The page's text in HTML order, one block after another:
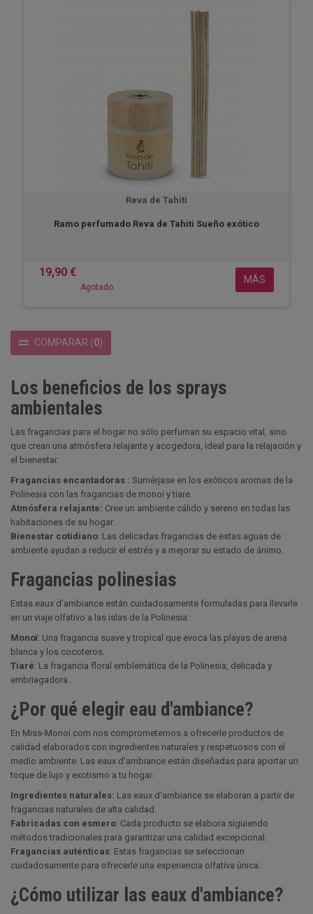
Reva de Tahiti
Ramo perfumado Reva de Tahiti Sueño exótico
19,90 €
Agotado
MÁS
COMPARAR (0)
Los beneficios de los sprays
ambientales
Las fragancias para el hogar no sólo perfuman su espacio vital, sino
que crean una atmósfera relajante y acogedora, ideal para la relajación y
el bienestar.
Fragancias encantadoras : Sumérjase en los exóticos aromas de la
Polinesia con las fragancias de monoi y tiare.
Atmósfera relajante: Cree un ambiente cálido y sereno en todas las
habitaciones de su hogar.
Bienestar cotidiano: Las delicadas fragancias de estas aguas de
ambiente ayudan a reducir el estrés y a mejorar su estado de ánimo.
Fragancias polinesias
Estas eaux d'ambiance están cuidadosamente formuladas para llevarle
en un viaje olfativo a las islas de la Polinesia:
Monoï: Una fragancia suave y tropical que evoca las playas de arena
blanca y los cocoteros.
Tiaré: La fragancia floral emblemática de la Polinesia, delicada y
embriagadora.
¿Por qué elegir eau d'ambiance?
En Miss-Monoi.com nos comprometemos a ofrecerle productos de
calidad elaborados con ingredientes naturales y respetuosos con el
medio ambiente. Las eaux d'ambiance están diseñadas para aportar un
toque de lujo y exotismo a tu hogar.
Ingredientes naturales: Las eaux d'ambiance se elaboran a partir de
fragancias naturales de alta calidad.
Fabricadas con esmero: Cada producto se elabora siguiendo
métodos tradicionales para garantizar una calidad excepcional.
Fragancias auténticas: Estas fragancias se seleccionan
cuidadosamente para ofrecerle una experiencia olfativa única.
¿Cómo utilizar las eaux d'ambiance?